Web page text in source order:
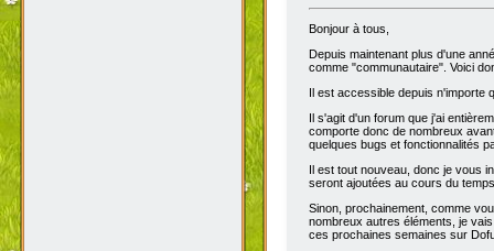
Bonjour à tous,
Depuis maintenant plus d'une
comme "communautaire". Voici
Il est accessible depuis n'importe
Il s'agit d'un forum que j'ai
comporte donc de nombreux
quelques bugs et fonctionnalités
Il est tout nouveau, donc je vous
seront ajoutées au cours du
Sinon, prochainement, comme
nombreux autres éléments, je
ces prochaines semaines sur